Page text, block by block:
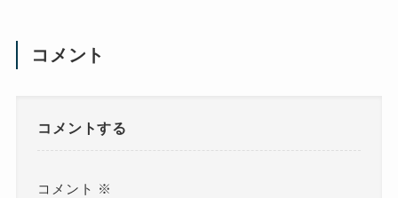
コメント
コメントする
コメント ※